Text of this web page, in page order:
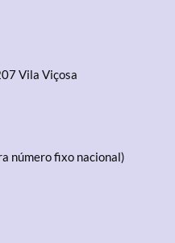
Vila Viçosa
número fixo nacional)